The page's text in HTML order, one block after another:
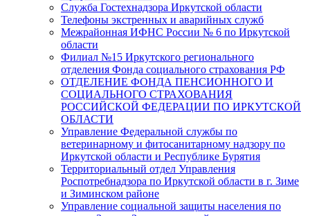
Служба Гостехнадзора Иркутской области
Телефоны экстренных и аварийных служб
Межрайонная ИФНС России № 6 по Иркутской
области
Филиал №15 Иркутского регионального
отделения Фонда социального страхования РФ
ОТДЕЛЕНИЕ ФОНДА ПЕНСИОННОГО И
СОЦИАЛЬНОГО СТРАХОВАНИЯ
РОССИЙСКОЙ ФЕДЕРАЦИИ ПО ИРКУТСКОЙ
ОБЛАСТИ
Управление Федеральной службы по
ветеринарному и фитосанитарному надзору по
Иркутской области и Республике Бурятия
Территориальный отдел Управления
Роспотребнадзора по Иркутской области в г. Зиме
и Зиминском районе
Управление социальной защиты населения по